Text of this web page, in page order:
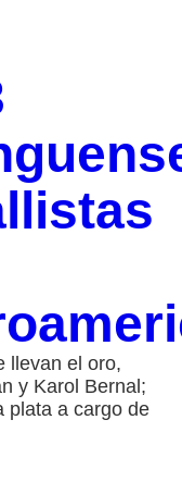
llevan el oro,
y Karol Bernal;
plata a cargo de